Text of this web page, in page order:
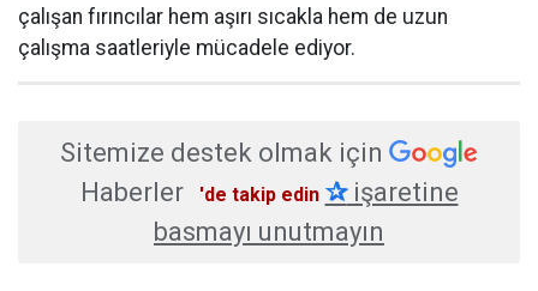
çalışan fırıncılar hem aşırı sıcakla hem de uzun
çalışma saatleriyle mücadele ediyor.
Sitemize destek olmak için
Haberler
'de takip edin ✰işaretine
basmayı unutmayın